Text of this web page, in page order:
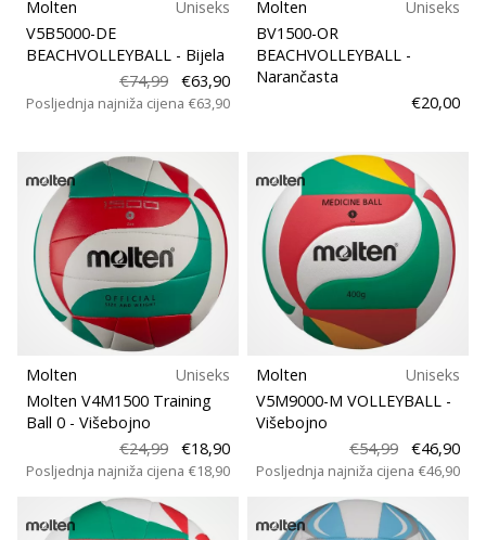
Molten
Uniseks
V5B5000-DE
BEACHVOLLEYBALL - Bijela
€74,99
€63,90
Posljednja najniža cijena €63,90
Molten
Uniseks
BV1500-OR
BEACHVOLLEYBALL -
Narančasta
€20,00
Molten
Uniseks
Molten V4M1500 Training
Ball 0 - Višebojno
€24,99
€18,90
Posljednja najniža cijena €18,90
Molten
Uniseks
V5M9000-M VOLLEYBALL -
Višebojno
€54,99
€46,90
Posljednja najniža cijena €46,90